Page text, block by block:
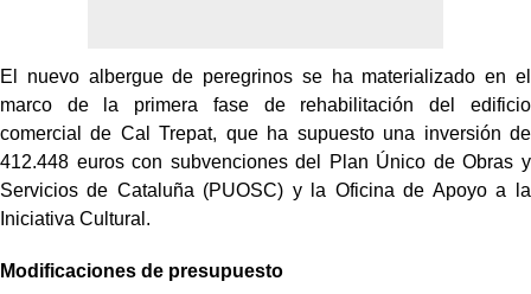
El nuevo albergue de peregrinos se ha materializado en el
marco de la primera fase de rehabilitación del edificio
comercial de Cal Trepat, que ha supuesto una inversión de
412.448 euros con subvenciones del Plan Único de Obras y
Servicios de Cataluña (PUOSC) y la Oficina de Apoyo a la
Iniciativa Cultural.
Modificaciones de presupuesto